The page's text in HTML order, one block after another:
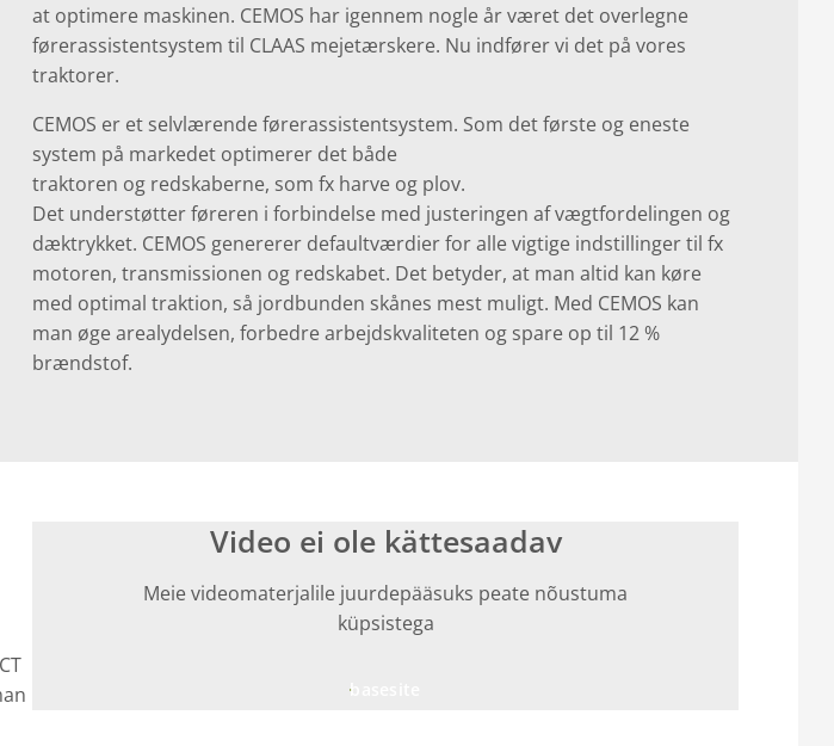
at optimere maskinen. CEMOS har igennem nogle år været det overlegne
førerassistentsystem til CLAAS mejetærskere. Nu indfører vi det på vores
traktorer.
CEMOS er et selvlærende førerassistentsystem. Som det første og eneste
system på markedet optimerer det både
traktoren og redskaberne, som fx harve og plov.
Det understøtter føreren i forbindelse med justeringen af vægtfordelingen og
dæktrykket. CEMOS genererer defaultværdier for alle vigtige indstillinger til fx
motoren, transmissionen og redskabet. Det betyder, at man altid kan køre
med optimal traktion, så jordbunden skånes mest muligt. Med CEMOS kan
man øge arealydelsen, forbedre arbejdskvaliteten og spare op til 12 %
brændstof.
Video ei ole kättesaadav
Meie videomaterjalile juurdepääsuks peate nõustuma
küpsistega
basesite